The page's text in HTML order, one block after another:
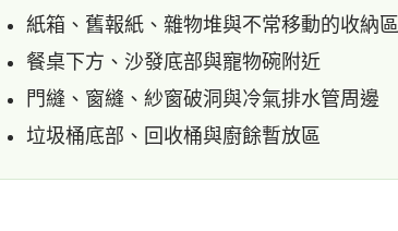
紙箱、舊報紙、雜物堆與不常移動的收納區
餐桌下方、沙發底部與寵物碗附近
門縫、窗縫、紗窗破洞與冷氣排水管周邊
垃圾桶底部、回收桶與廚餘暫放區